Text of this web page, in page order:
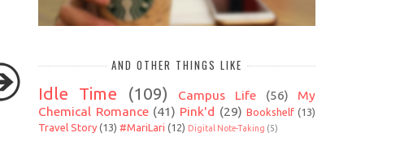
AND OTHER THINGS LIKE
Idle Time (109) Campus Life (56)
My
Chemical Romance (41) Pink'd (29) Bookshelf (13)
Travel Story (13) #MariLari (12) Digital Note-Taking (5)